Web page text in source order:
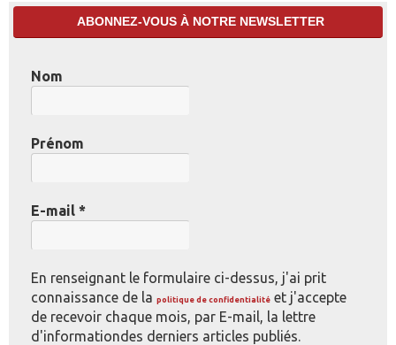
ABONNEZ-VOUS À NOTRE NEWSLETTER
Nom
Prénom
E-mail *
En renseignant le formulaire ci-dessus, j'ai prit
connaissance de la politique de confidentialité et j'accepte
de recevoir chaque mois, par E-mail, la lettre
d'informationdes derniers articles publiés.